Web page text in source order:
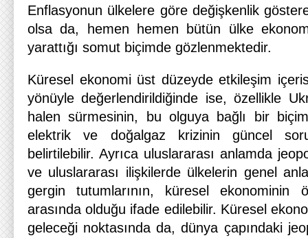
Enflasyonun ülkelere göre değişkenlik
olsa da, hemen hemen bütün ülke
yarattığı somut biçimde gözlenmektedir.
Küresel ekonomi üst düzeyde etkileşim
yönüyle değerlendirildiğinde ise, özellikle
halen sürmesinin, bu olguya bağlı bir
elektrik ve doğalgaz krizinin güncel
belirtilebilir. Ayrıca uluslararası anlamda
ve uluslararası ilişkilerde ülkelerin genel
gergin tutumlarının, küresel ekonominin
arasında olduğu ifade edilebilir. Küresel
geleceği noktasında da, dünya çapındaki